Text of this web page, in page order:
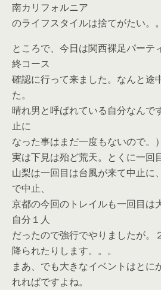
南カリフォルニア
のライフスタイルは捨てがたい。。
ところで、今日は関西裸足パーテ
終コース
確認に行って来ました。なんと途
た。
晴れ男と呼ばれている自分なんで
止に
なった事はまだ一度もないので。）
実は下見は殆ど荒天。とくに一回
山梨は一回目は台風が来て中止に
で中止、
京都の今回のトレイルも一回目は
自分１人
だったので強行でやりましたが。
降られたりします。。。
まあ、でも大きなイベントはとに
れればですよね。